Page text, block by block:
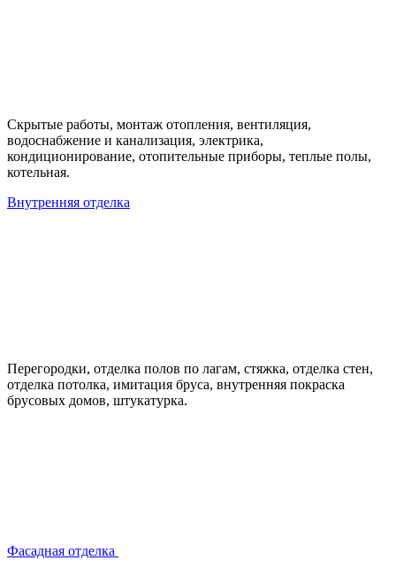
Скрытые работы, монтаж отопления, вентиляция,
водоснабжение и канализация, электрика,
кондиционирование, отопительные приборы, теплые полы,
котельная.
Внутренняя отделка
Перегородки, отделка полов по лагам, стяжка, отделка стен,
отделка потолка, имитация бруса, внутренняя покраска
брусовых домов, штукатурка.
Фасадная отделка